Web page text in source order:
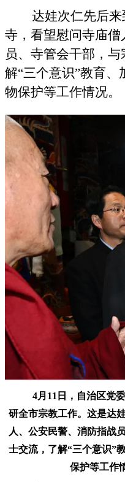
达娃次仁先后来
寺，看望慰问寺庙
员、寺管会干部，
解“三个意识”教育
物保护等工作情况。
4月11日，自治区党
研全市宗教工作。这是达
人、公安民警、消防指战
士交流，了解“三个意识”
保护等工作